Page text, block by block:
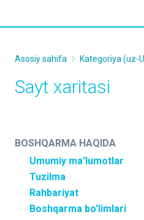
Asosiy sahifa Kategoriya (uz-
Sayt xaritasi
BOSHQARMA HAQIDA
Umumiy ma'lumotlar
Tuzilma
Rahbariyat
Boshqarma bo'limlari